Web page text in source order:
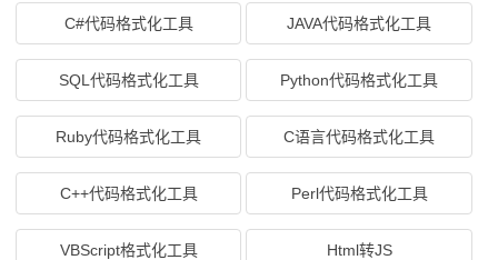
C#代码格式化工具 JAVA代码格式化工具
SQL代码格式化工具 Python代码格式化工具
Ruby代码格式化工具 C语言代码格式化工具
C++代码格式化工具 Perl代码格式化工具
VBScript格式化工具 Html转JS